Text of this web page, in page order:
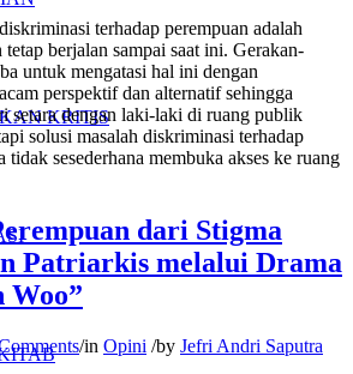
KRITIS
terhadap perempuan adalah
berjalan sampai saat ini. Gerakan-
untuk mengatasi hal ini dengan
perspektif dan alternatif sehingga
setara dengan laki-laki di ruang publik
solusi masalah diskriminasi terhadap
tidak sesederhana membuka akses ke ruang
dari Stigma
Patriarkis melalui Drama
Woo”
/in Opini /by Jefri Andri Saputra